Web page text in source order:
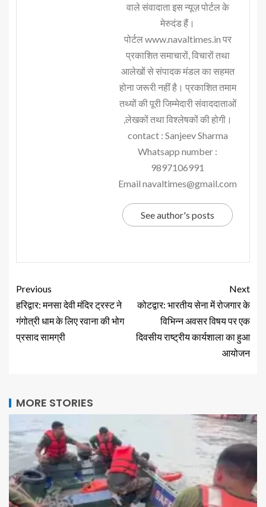
वाले संवादाता इस न्यूज़ पोर्टल के
मेरुदंड हैं।
पोर्टल www.navaltimes.in पर
प्रकाशित समाचारों, विचारों तथा
आलेखों से संपादक मंडल का सहमत
होना जरूरी नहीं है। प्रकाशित तमाम
तथ्यों की पूरी जिम्मेदारी संवाददाताओं
,लेखकों तथा विश्लेषकों की होगी।
contact : Sanjeev Sharma
Whatsapp number :
9897106991
Email navaltimes@gmail.com
See author's posts
Previous
हरिद्वार: मनसा देवी मंदिर ट्रस्ट ने
गंगोत्री धाम के लिए रवाना की भोग
प्रसाद सामग्री
Next
कोटद्वार: भारतीय सेना में रोजगार के
विभिन्न अवसर विषय पर एक
दिवसीय राष्ट्रीय कार्यशाला का हुआ
आयोजन
MORE STORIES